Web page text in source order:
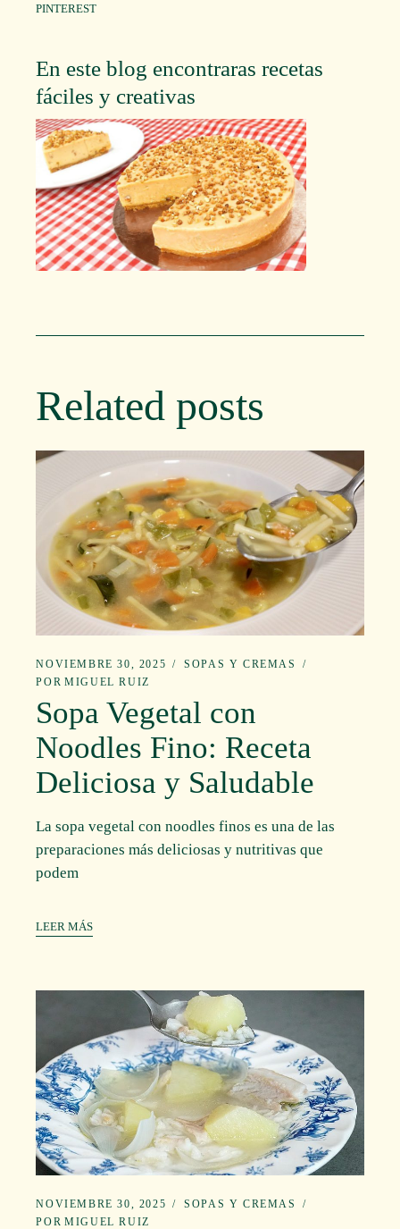
PINTEREST
En este blog encontraras recetas
fáciles y creativas
Related posts
NOVIEMBRE 30, 2025
SOPAS Y CREMAS
POR MIGUEL RUIZ
Sopa Vegetal con
Noodles Fino: Receta
Deliciosa y Saludable
La sopa vegetal con noodles finos es una de las
preparaciones más deliciosas y nutritivas que
podem
LEER MÁS
NOVIEMBRE 30, 2025
SOPAS Y CREMAS
POR MIGUEL RUIZ